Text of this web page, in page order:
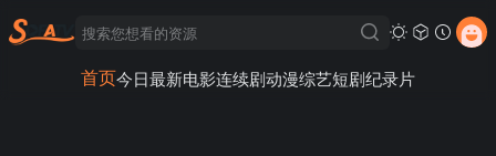
首页今日最新电影连续剧动漫综艺短剧纪录片